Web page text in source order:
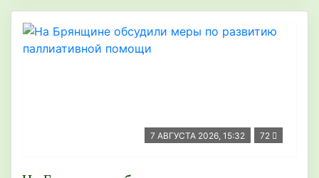
7 АВГУСТА 2026, 15:32 72